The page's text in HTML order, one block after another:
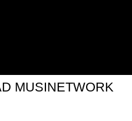
MUSINETWORK